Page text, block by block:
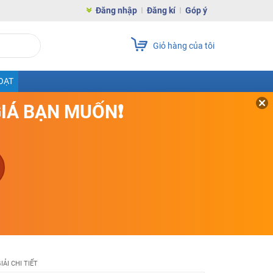
Đăng nhập Đăng kí Góp ý
Giỏ hàng của tôi
BẠN MUỐN❗
CHI TIẾT